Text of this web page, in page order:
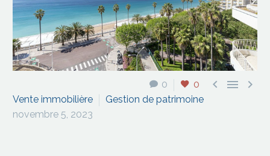
0 0   
Vente immobilière
Gestion de patrimoine
novembre 5, 2023